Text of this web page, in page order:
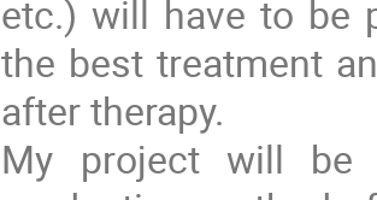
etc.) will have to be
the best treatment
after therapy.
My project will be